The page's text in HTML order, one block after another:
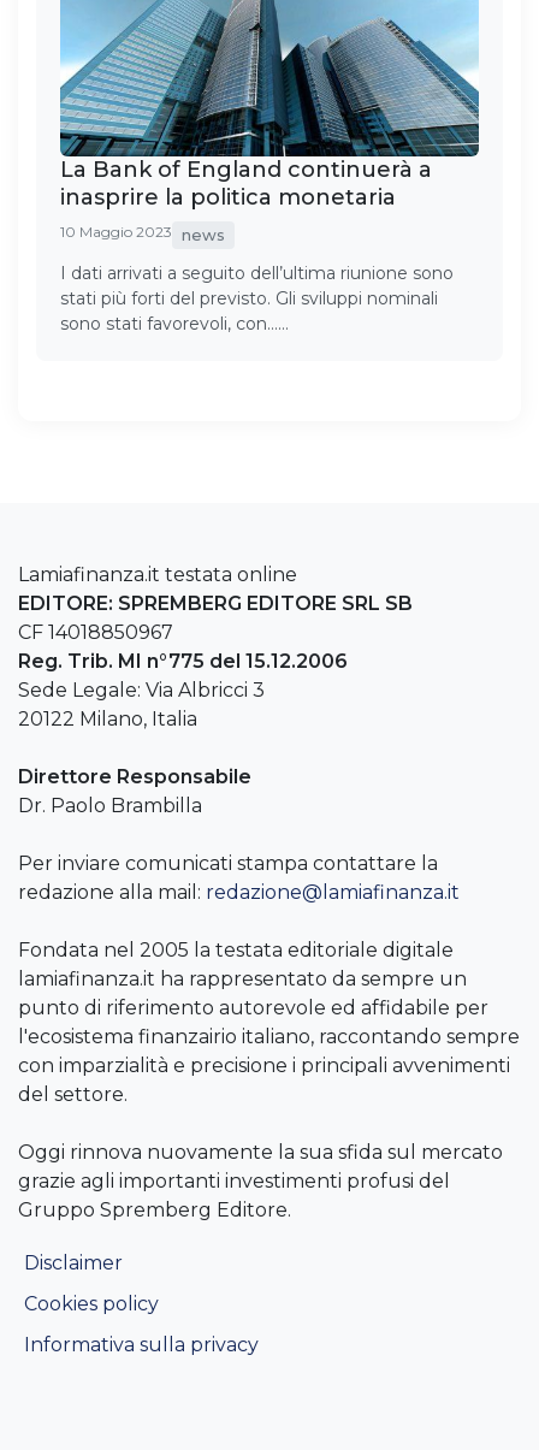
La Bank of England continuerà a
inasprire la politica monetaria
10 Maggio 2023 news
I dati arrivati a seguito dell’ultima riunione sono
stati più forti del previsto. Gli sviluppi nominali
sono stati favorevoli, con……
Lamiafinanza.it testata online
EDITORE: SPREMBERG EDITORE SRL SB
CF 14018850967
Reg. Trib. MI n°775 del 15.12.2006
Sede Legale: Via Albricci 3
20122 Milano, Italia
Direttore Responsabile
Dr. Paolo Brambilla
Per inviare comunicati stampa contattare la
redazione alla mail: redazione@lamiafinanza.it
Fondata nel 2005 la testata editoriale digitale
lamiafinanza.it ha rappresentato da sempre un
punto di riferimento autorevole ed affidabile per
l'ecosistema finanzairio italiano, raccontando sempre
con imparzialità e precisione i principali avvenimenti
del settore.
Oggi rinnova nuovamente la sua sfida sul mercato
grazie agli importanti investimenti profusi del
Gruppo Spremberg Editore.
Disclaimer
Cookies policy
Informativa sulla privacy